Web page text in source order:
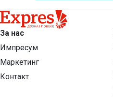
За нас
Импресум
Маркетинг
Контакт